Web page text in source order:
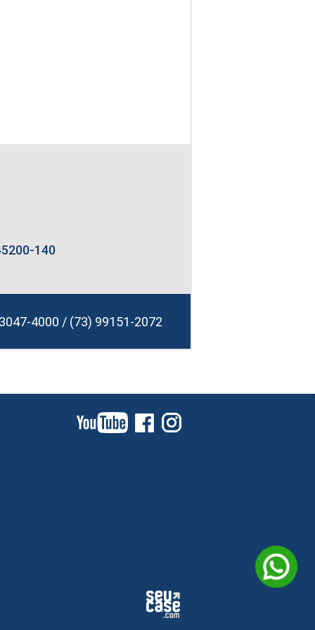
140
4000 / (73) 99151-2072